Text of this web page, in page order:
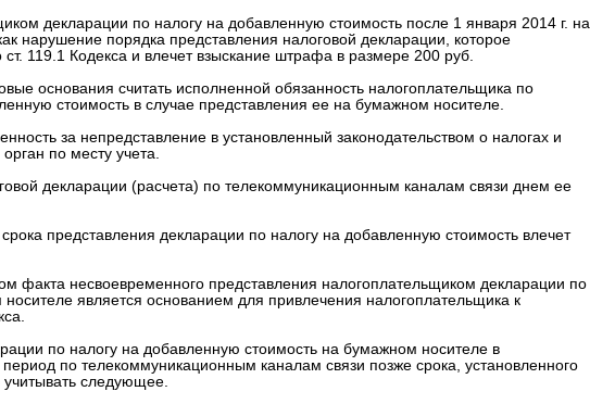
декларации по налогу на добавленную стоимость после 1 января 2014 г. на
нарушение порядка представления налоговой декларации, которое
119.1 Кодекса и влечет взыскание штрафа в размере 200 руб.
основания считать исполненной обязанность налогоплательщика по
стоимость в случае представления ее на бумажном носителе.
за непредставление в установленный законодательством о налогах и
по месту учета.
декларации (расчета) по телекоммуникационным каналам связи днем ее
представления декларации по налогу на добавленную стоимость влечет
факта несвоевременного представления налогоплательщиком декларации по
является основанием для привлечения налогоплательщика к
по налогу на добавленную стоимость на бумажном носителе в
по телекоммуникационным каналам связи позже срока, установленного
следующее.